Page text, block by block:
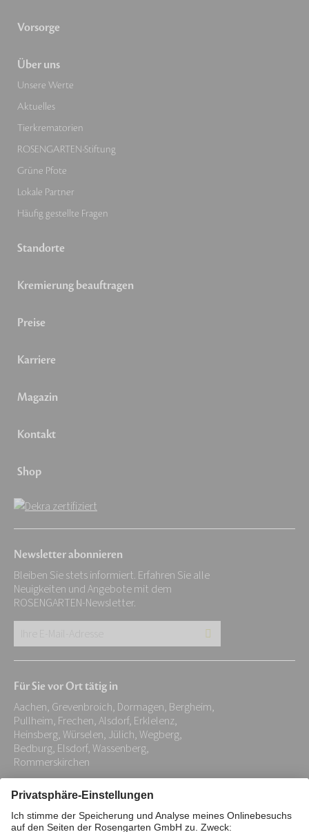
Vorsorge
Über uns
Unsere Werte
Aktuelles
Tierkrematorien
ROSENGARTEN-Stiftung
Grüne Pfote
Lokale Partner
Häufig gestellte Fragen
Standorte
Kremierung beauftragen
Preise
Karriere
Magazin
Kontakt
Shop
Newsletter abonnieren
Bleiben Sie stets informiert. Erfahren Sie alle
Neuigkeiten und Angebote mit dem
ROSENGARTEN-Newsletter.
E-
Adresse:
*
Für Sie vor Ort tätig in
Aachen, Grevenbroich, Dormagen, Bergheim,
Pullheim, Frechen, Alsdorf, Erklelenz,
Heinsberg, Würselen, Jülich, Wegberg,
Bedburg, Elsdorf, Wassenberg,
Rommerskirchen
Impressum Datenschutz
Stiftung